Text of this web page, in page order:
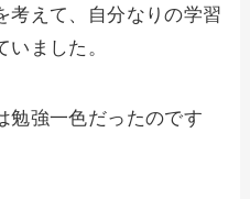
考えて、自分なりの学習
ました。
勉強一色だったのです